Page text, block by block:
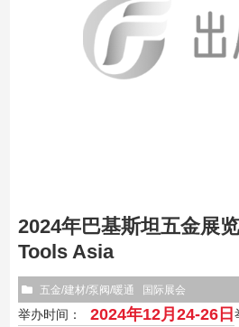
2024年巴基斯坦五金展
Tools Asia
五金/建材/泵阀/暖通 国际展会
举办时间： 2024年12月24-26日